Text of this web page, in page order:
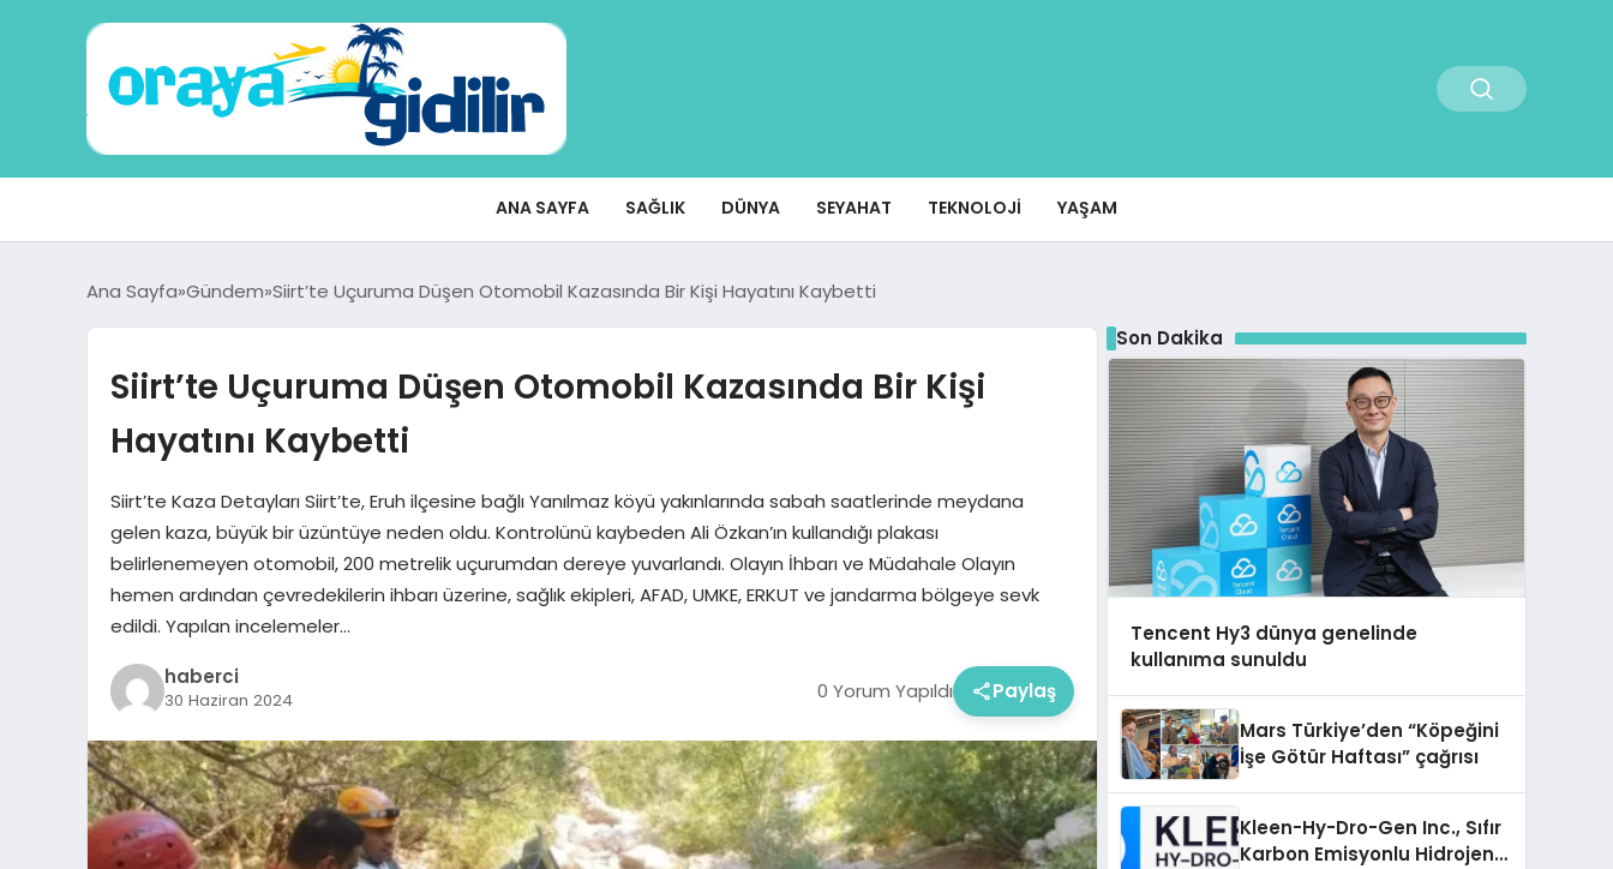
ANA SAYFA SAĞLIK DÜNYA SEYAHAT TEKNOLOJI YAŞAM
Ana Sayfa Gündem Siirt’te Uçuruma Düşen Otomobil Kazasında Bir Kişi Hayatını Kaybetti
Siirt’te Uçuruma Düşen Otomobil Kazasında Bir Kişi
Hayatını Kaybetti
Siirt’te Kaza Detayları Siirt’te, Eruh ilçesine bağlı Yanılmaz köyü yakınlarında sabah saatlerinde meydana
gelen kaza, büyük bir üzüntüye neden oldu. Kontrolünü kaybeden Ali Özkan’ın kullandığı plakası
belirlenemeyen otomobil, 200 metrelik uçurumdan dereye yuvarlandı. Olayın İhbarı ve Müdahale Olayın
hemen ardından çevredekilerin ihbarı üzerine, sağlık ekipleri, AFAD, UMKE, ERKUT ve jandarma bölgeye sevk
edildi. Yapılan incelemeler…
haberci
30 Haziran 2024 0 Yorum Yapıldı Paylaş
Son Dakika
Tencent Hy3 dünya genelinde
kullanıma sunuldu
Mars Türkiye’den “Köpeğini
İşe Götür Haftası” çağrısı
Kleen-Hy-Dro-Gen Inc., Sıfır
Karbon Emisyonlu Hidrojen